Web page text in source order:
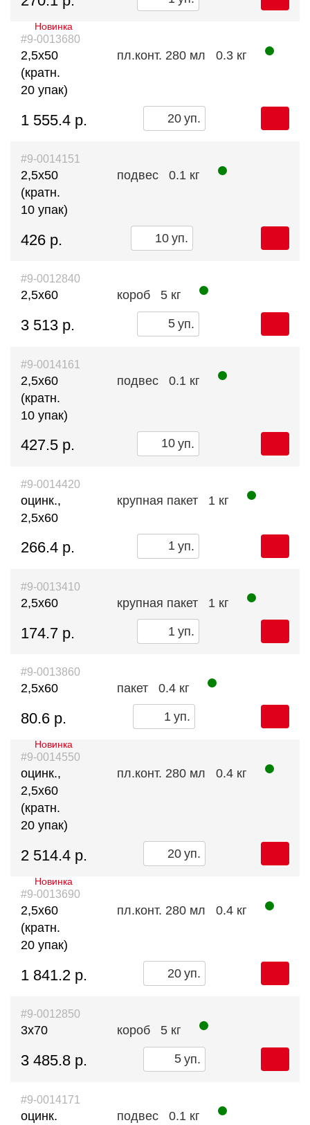
#9-0013680
Новинка
2,5х50
(кратн.
20 упак)
пл.конт. 280 мл 0.3 кг
1 555.4 р. уп.
#9-0014151
2,5х50
(кратн.
10 упак)
подвес 0.1 кг
426 р. уп.
#9-0012840
2,5х60 короб 5 кг
3 513 р. уп.
#9-0014161
2,5х60
(кратн.
10 упак)
подвес 0.1 кг
427.5 р. уп.
#9-0014420
оцинк.,
2,5х60
крупная пакет 1 кг
266.4 р. уп.
#9-0013410
2,5х60 крупная пакет 1 кг
174.7 р. уп.
#9-0013860
2,5х60 пакет 0.4 кг
80.6 р. уп.
#9-0014550
Новинка
оцинк.,
2,5х60
(кратн.
20 упак)
пл.конт. 280 мл 0.4 кг
2 514.4 р. уп.
#9-0013690
Новинка
2,5х60
(кратн.
20 упак)
пл.конт. 280 мл 0.4 кг
1 841.2 р. уп.
#9-0012850
3х70 короб 5 кг
3 485.8 р. уп.
#9-0014171
оцинк. подвес 0.1 кг